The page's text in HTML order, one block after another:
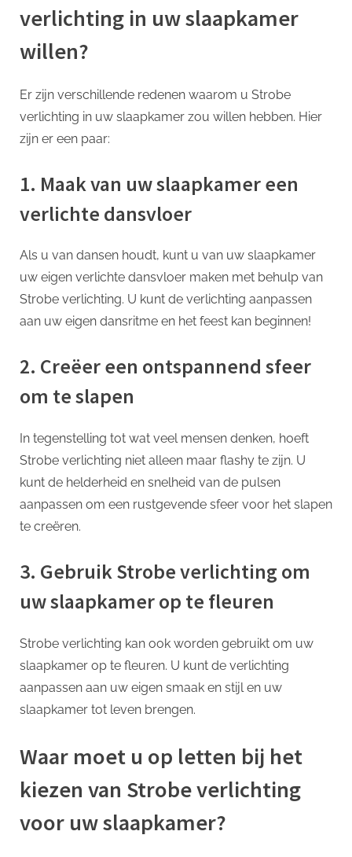
verlichting in uw slaapkamer
willen?
Er zijn verschillende redenen waarom u Strobe
verlichting in uw slaapkamer zou willen hebben. Hier
zijn er een paar:
1. Maak van uw slaapkamer een
verlichte dansvloer
Als u van dansen houdt, kunt u van uw slaapkamer
uw eigen verlichte dansvloer maken met behulp van
Strobe verlichting. U kunt de verlichting aanpassen
aan uw eigen dansritme en het feest kan beginnen!
2. Creëer een ontspannend sfeer
om te slapen
In tegenstelling tot wat veel mensen denken, hoeft
Strobe verlichting niet alleen maar flashy te zijn. U
kunt de helderheid en snelheid van de pulsen
aanpassen om een rustgevende sfeer voor het slapen
te creëren.
3. Gebruik Strobe verlichting om
uw slaapkamer op te fleuren
Strobe verlichting kan ook worden gebruikt om uw
slaapkamer op te fleuren. U kunt de verlichting
aanpassen aan uw eigen smaak en stijl en uw
slaapkamer tot leven brengen.
Waar moet u op letten bij het
kiezen van Strobe verlichting
voor uw slaapkamer?